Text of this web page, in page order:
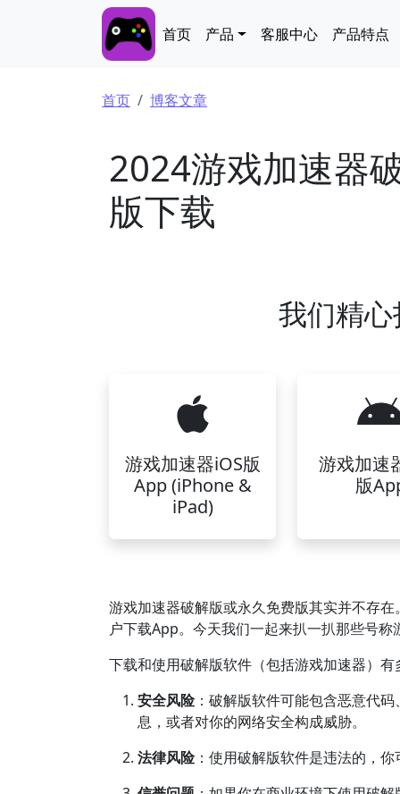
Main navigation
首页 产品 客服中心 产品特点
面包屑
首页 博客文章
2024游戏加速器
版下载
我们精
游戏加速器iOS版
App (iPhone &
iPad)
游戏加速
版
游戏加速器破解版或永久免费版其实并不存
户下载App。今天我们一起来扒一扒那些号
下载和使用破解版软件（包括游戏加速器）
安全风险：破解版软件可能包含恶意代
息，或者对你的网络安全构成威胁。
法律风险：使用破解版软件是违法的，